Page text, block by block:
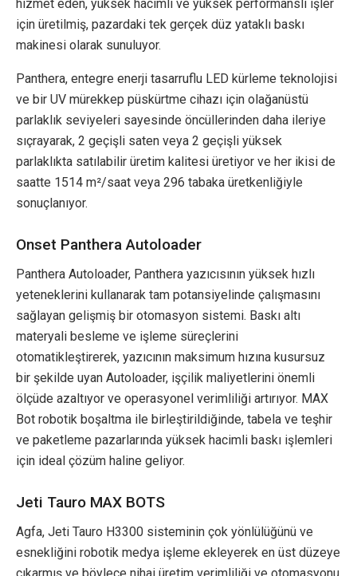
hizmet eden, yüksek hacimli ve yüksek performanslı işler
için üretilmiş, pazardaki tek gerçek düz yataklı baskı
makinesi olarak sunuluyor.
Panthera, entegre enerji tasarruflu LED kürleme teknolojisi
ve bir UV mürekkep püskürtme cihazı için olağanüstü
parlaklık seviyeleri sayesinde öncüllerinden daha ileriye
sıçrayarak, 2 geçişli saten veya 2 geçişli yüksek
parlaklıkta satılabilir üretim kalitesi üretiyor ve her ikisi de
saatte 1514 m²/saat veya 296 tabaka üretkenliğiyle
sonuçlanıyor.
Onset Panthera Autoloader
Panthera Autoloader, Panthera yazıcısının yüksek hızlı
yeteneklerini kullanarak tam potansiyelinde çalışmasını
sağlayan gelişmiş bir otomasyon sistemi. Baskı altı
materyali besleme ve işleme süreçlerini
otomatikleştirerek, yazıcının maksimum hızına kusursuz
bir şekilde uyan Autoloader, işçilik maliyetlerini önemli
ölçüde azaltıyor ve operasyonel verimliliği artırıyor. MAX
Bot robotik boşaltma ile birleştirildiğinde, tabela ve teşhir
ve paketleme pazarlarında yüksek hacimli baskı işlemleri
için ideal çözüm haline geliyor.
Jeti Tauro MAX BOTS
Agfa, Jeti Tauro H3300 sisteminin çok yönlülüğünü ve
esnekliğini robotik medya işleme ekleyerek en üst düzeye